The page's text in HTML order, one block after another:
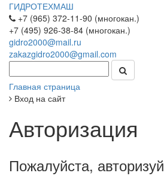
ГИДРОТЕХМАШ
+7 (965) 372-11-90 (многокан.)
+7 (495) 926-38-84 (многокан.)
gidro2000@mail.ru
zakazgidro2000@gmail.com
Главная страница
Вход на сайт
Авторизация
Пожалуйста,